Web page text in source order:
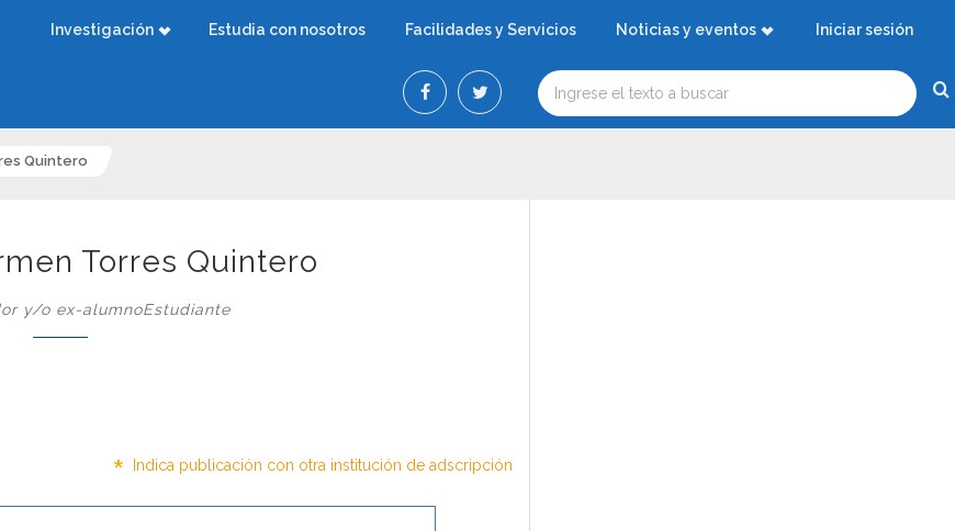
Investigación Estudia con nosotros Facilidades y Servicios Noticias y eventos Iniciar sesión
Quintero
Torres Quintero
y/o ex-alumnoEstudiante
* Indica publicación con otra institución de adscripción